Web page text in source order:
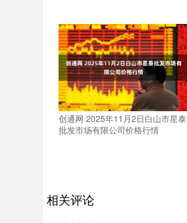
创通网 2025年11月2日白山市星泰
批发市场有限公司价格行情
相关评论